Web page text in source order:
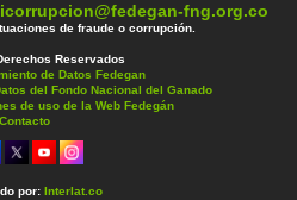
fng.org.co
de fraude o corrupción.
Reservados
de Datos Fedegan
del Fondo Nacional del Ganado
de uso de la Web Fedegán
Contacto
por: Interlat.co